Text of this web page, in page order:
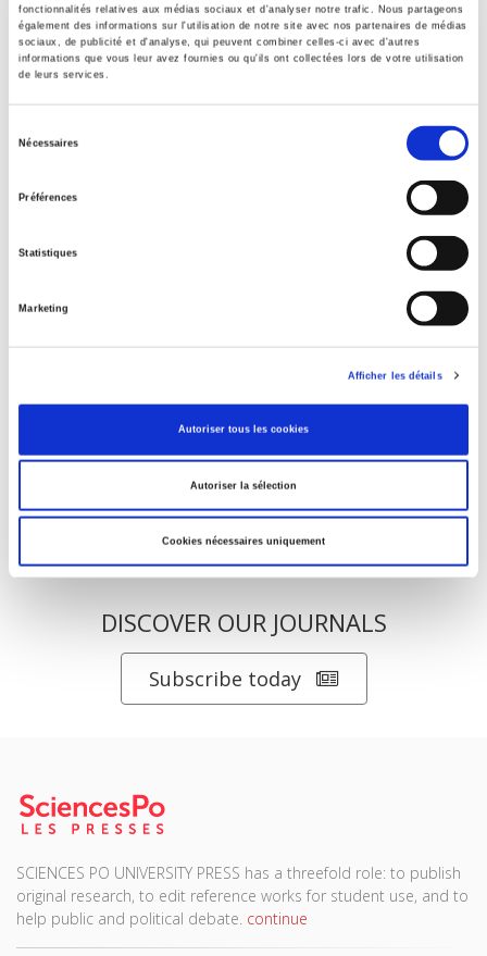
fonctionnalités relatives aux médias sociaux et d'analyser notre trafic. Nous partageons
également des informations sur l'utilisation de notre site avec nos partenaires de médias
sociaux, de publicité et d'analyse, qui peuvent combiner celles-ci avec d'autres
informations que vous leur avez fournies ou qu'ils ont collectées lors de votre utilisation
de leurs services.
Nécessaires
Préférences
Statistiques
Marketing
Afficher les détails
Autoriser tous les cookies
Autoriser la sélection
Cookies nécessaires uniquement
Related
DISCOVER OUR JOURNALS
Subscribe today
SCIENCES PO UNIVERSITY PRESS has a threefold role: to publish
original research, to edit reference works for student use, and to
help public and political debate. continue